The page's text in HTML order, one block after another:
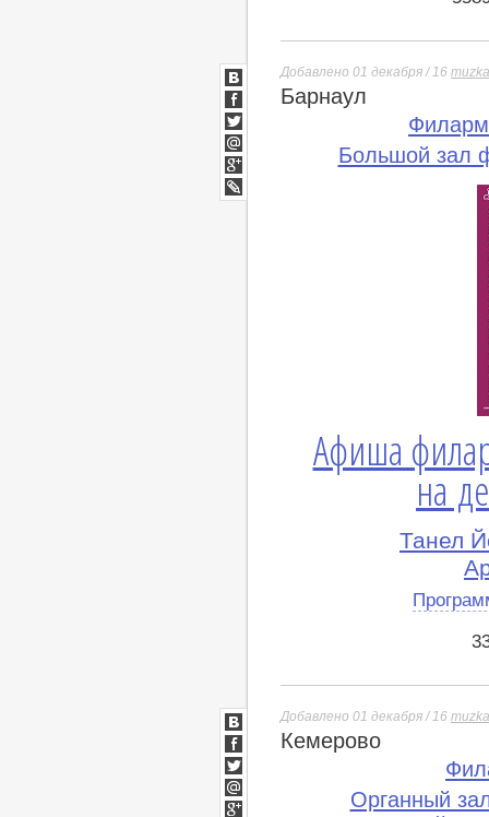
Добавлено 01 декабря / 16
Барнаул
Большой зал
Афиша
на
Танел
ВКонтакте
Facebook
Twitter
Мой
Мир
Google+
lj
Добавлено 01 декабря / 16
Кемерово
Органный
ВКонтакте
Facebook
Twitter
Мой